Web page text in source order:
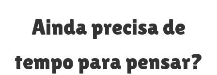
Ainda precisa de
tempo para pensar?